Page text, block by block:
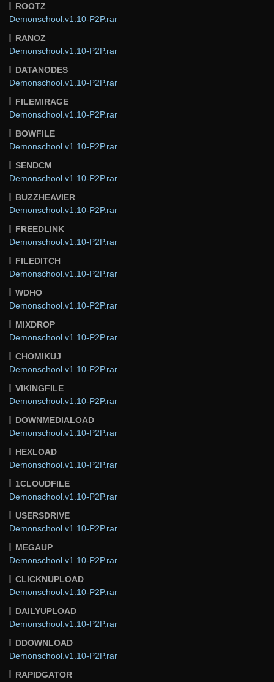
ROOTZ
Demonschool.v1.10-P2P.rar
RANOZ
Demonschool.v1.10-P2P.rar
DATANODES
Demonschool.v1.10-P2P.rar
FILEMIRAGE
Demonschool.v1.10-P2P.rar
BOWFILE
Demonschool.v1.10-P2P.rar
SENDCM
Demonschool.v1.10-P2P.rar
BUZZHEAVIER
Demonschool.v1.10-P2P.rar
FREEDLINK
Demonschool.v1.10-P2P.rar
FILEDITCH
Demonschool.v1.10-P2P.rar
WDHO
Demonschool.v1.10-P2P.rar
MIXDROP
Demonschool.v1.10-P2P.rar
CHOMIKUJ
Demonschool.v1.10-P2P.rar
VIKINGFILE
Demonschool.v1.10-P2P.rar
DOWNMEDIALOAD
Demonschool.v1.10-P2P.rar
HEXLOAD
Demonschool.v1.10-P2P.rar
1CLOUDFILE
Demonschool.v1.10-P2P.rar
USERSDRIVE
Demonschool.v1.10-P2P.rar
MEGAUP
Demonschool.v1.10-P2P.rar
CLICKNUPLOAD
Demonschool.v1.10-P2P.rar
DAILYUPLOAD
Demonschool.v1.10-P2P.rar
DDOWNLOAD
Demonschool.v1.10-P2P.rar
RAPIDGATOR